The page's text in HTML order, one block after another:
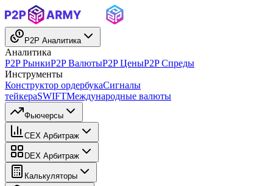
P2P Аналитика
Аналитика
P2P РынкиP2P ВалютыP2P ЦеныP2P Спреды
Инструменты
Конструктор ордербукаСигналы
тейкераSWIFTМеждународные валюты
Фьючерсы
CEX Арбитраж
DEX Арбитраж
Калькуляторы